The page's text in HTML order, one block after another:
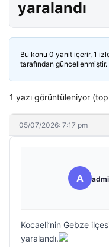
yaralandı
Bu konu 0 yanıt içerir, 1
tarafından güncellenmiştir.
1 yazı görüntüleniyor
05/07/2026: 7:17 pm
A
Kocaeli’nin Gebze
yaralandı.